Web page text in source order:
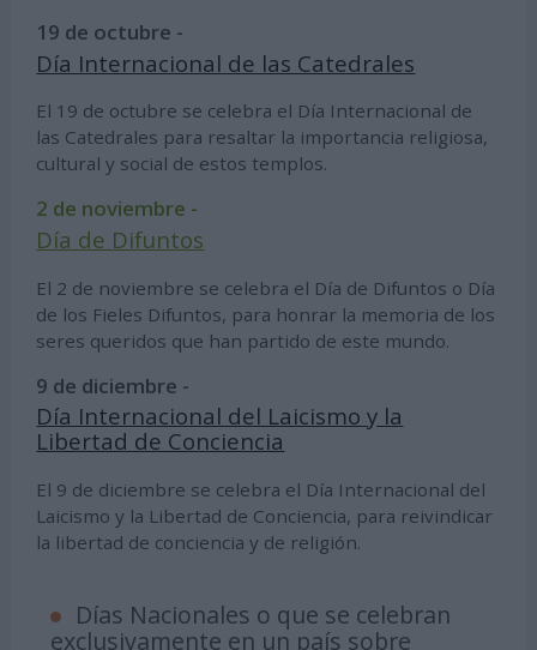
19 de octubre -
Día Internacional de las Catedrales
El 19 de octubre se celebra el Día Internacional de
las Catedrales para resaltar la importancia religiosa,
cultural y social de estos templos.
2 de noviembre -
Día de Difuntos
El 2 de noviembre se celebra el Día de Difuntos o Día
de los Fieles Difuntos, para honrar la memoria de los
seres queridos que han partido de este mundo.
9 de diciembre -
Día Internacional del Laicismo y la
Libertad de Conciencia
El 9 de diciembre se celebra el Día Internacional del
Laicismo y la Libertad de Conciencia, para reivindicar
la libertad de conciencia y de religión.
Días Nacionales o que se celebran
exclusivamente en un país sobre